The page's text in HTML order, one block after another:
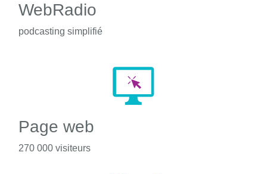
WebRadio
podcasting simplifié
Page web
270 000 visiteurs